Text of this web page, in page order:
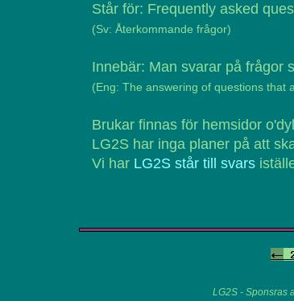
Står för: Frequently asked
(Sv: Återkommande frågor)
Innebär: Man svarar på frågor
(Eng: The answering of questions that
Brukar finnas för hemsidor
LG2S har inga planer på att
Vi har LG2S står till svars
<-
LG2S - Sponsras